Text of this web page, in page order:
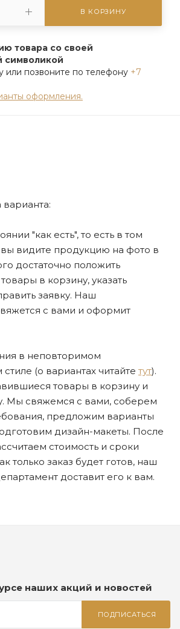
В КОРЗИНУ
товара со своей
символикой
или позвоните по телефону +7
оформления.
"как есть", то есть в том
видите продукцию на фото в
достаточно положить
в корзину, указать
заявку. Наш
с вами и оформит
в неповторимом
(о вариантах читайте тут).
товары в корзину и
Мы свяжемся с вами, соберем
предложим варианты
дизайн-макеты. После
стоимость и сроки
только заказ будет готов, наш
доставит его к вам.
наших акций и новостей
ПОДПИСАТЬСЯ